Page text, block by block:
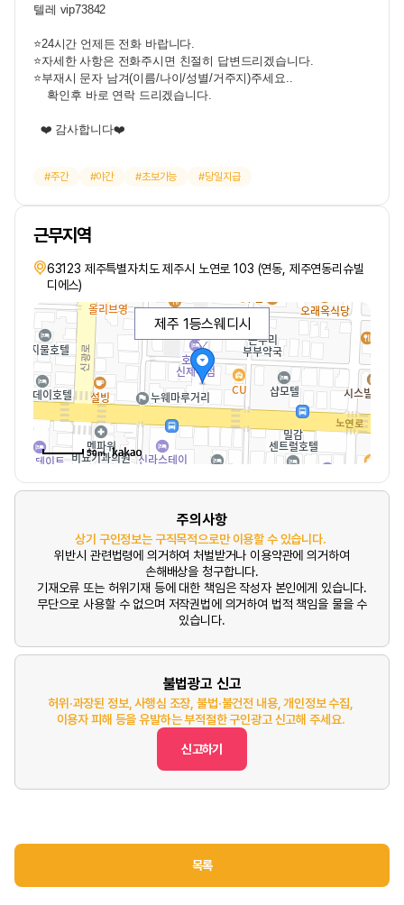
텔레 vip73842
⭐24시간 언제든 전화 바랍니다.
⭐자세한 사항은 전화주시면 친절히 답변드리겠습니다.
⭐부재시 문자 남겨(이름/나이/성별/거주지)주세요..
확인후 바로 연락 드리겠습니다.
❤️ 감사합니다❤️
주간 야간 초보가능 당일지급
근무지역
63123 제주특별자치도 제주시 노연로 103 (연동, 제주연동리슈빌
디에스)
제주 1등스웨디시
50m
주의사항
상기 구인정보는 구직목적으로만 이용할 수 있습니다.
위반시 관련법령에 의거하여 처벌받거나 이용약관에 의거하여
손해배상을 청구합니다.
기재오류 또는 허위기재 등에 대한 책임은 작성자 본인에게 있습니다.
무단으로 사용할 수 없으며 저작권법에 의거하여 법적 책임을 물을 수
있습니다.
불법광고 신고
허위·과장된 정보, 사행심 조장, 불법·불건전 내용, 개인정보 수집,
이용자 피해 등을 유발하는 부적절한 구인광고 신고해 주세요.
신고하기
목록